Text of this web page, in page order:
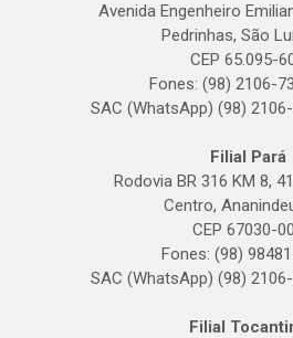
Avenida Engenheiro
Pedrinhas, São
CEP 65.095-
Fones: (98) 2106-
SAC (WhatsApp) (98)
Filial Pará
Rodovia BR 316 KM 8,
Centro,
CEP 67030-
Fones: (98)
SAC (WhatsApp) (98)
Filial